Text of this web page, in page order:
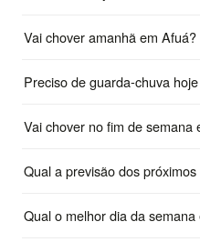
Vai chover amanhã em Afuá?
Preciso de guarda-chuva
Vai chover no fim de semana
Qual a previsão dos
Qual o melhor dia da